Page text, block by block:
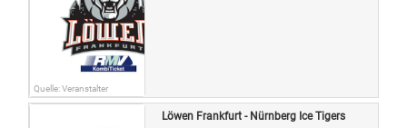
Quelle: Veranstalter
Löwen Frankfurt - Nürnberg Ice Tigers